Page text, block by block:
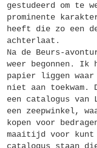
gestudeerd om te
prominente
heeft die zo een
achterlaat.
Na de Beurs-
weer begonnen. Ik
papier liggen waar
niet aan toekwam.
een catalogus van
een zeepwinkel,
kopen voor
maaitijd voor